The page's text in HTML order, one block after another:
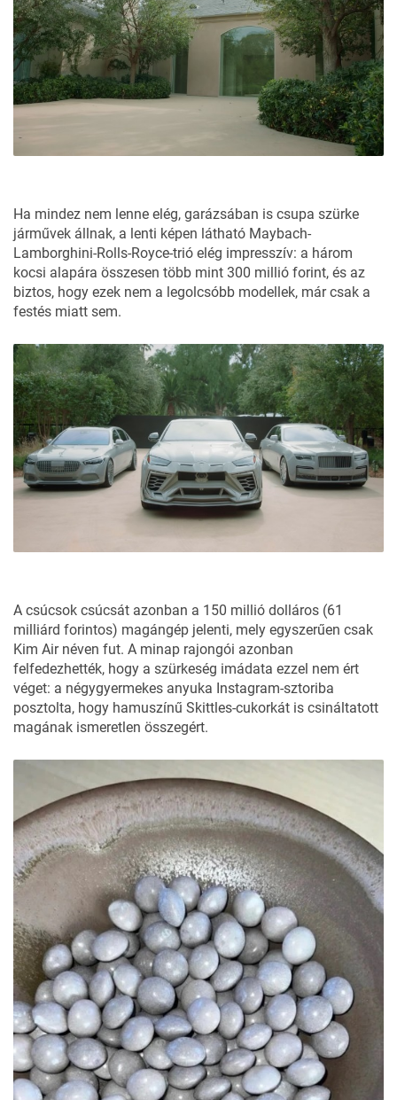
Ha mindez nem lenne elég, garázsában is csupa szürke
járművek állnak, a lenti képen látható Maybach-
Lamborghini-Rolls-Royce-trió elég impresszív: a három
kocsi alapára összesen több mint 300 millió forint, és az
biztos, hogy ezek nem a legolcsóbb modellek, már csak a
festés miatt sem.
A csúcsok csúcsát azonban a 150 millió dolláros (61
milliárd forintos) magángép jelenti, mely egyszerűen csak
Kim Air néven fut. A minap rajongói azonban
felfedezhették, hogy a szürkeség imádata ezzel nem ért
véget: a négygyermekes anyuka Instagram-sztoriba
posztolta, hogy hamuszínű Skittles-cukorkát is csináltatott
magának ismeretlen összegért.